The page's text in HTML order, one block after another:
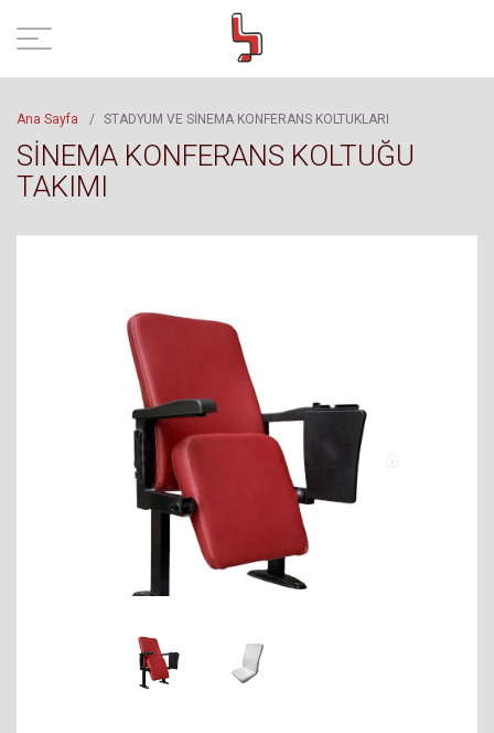
Ana Sayfa / STADYUM VE SİNEMA KONFERANS KOLTUKLARI
SİNEMA KONFERANS KOLTUĞU
TAKIMI